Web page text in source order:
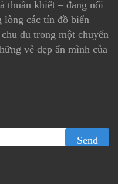
thuần khiết – đang nổi
lòng các tín đồ biển
chu du trong một chuyến
vẻ đẹp ẩn mình của
Send